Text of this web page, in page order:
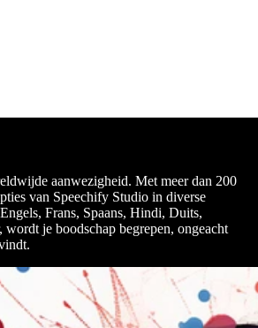
aanwezigheid. Met meer dan 200
van Speechify Studio in diverse
Frans, Spaans, Hindi, Duits,
wordt je boodschap begrepen, ongeacht